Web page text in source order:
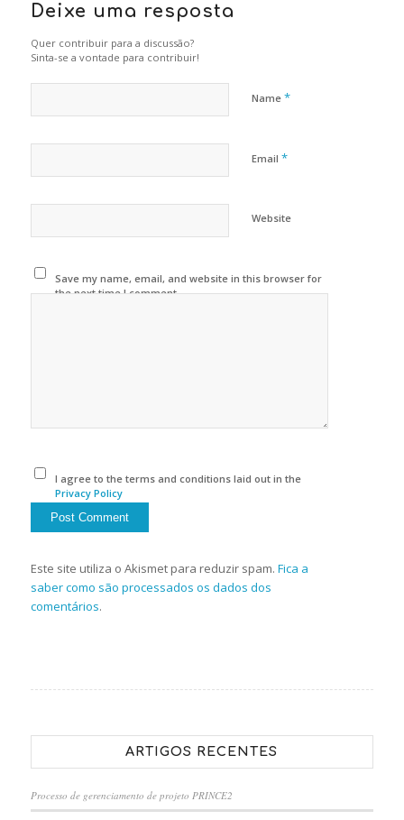
Deixe uma resposta
Quer contribuir para a discussão?
Sinta-se a vontade para contribuir!
Name *
Email *
Website
Save my name, email, and website in this browser for
the next time I comment.
I agree to the terms and conditions laid out in the
Privacy Policy
Este site utiliza o Akismet para reduzir spam. Fica a
saber como são processados os dados dos
comentários.
ARTIGOS RECENTES
Processo de gerenciamento de projeto PRINCE2